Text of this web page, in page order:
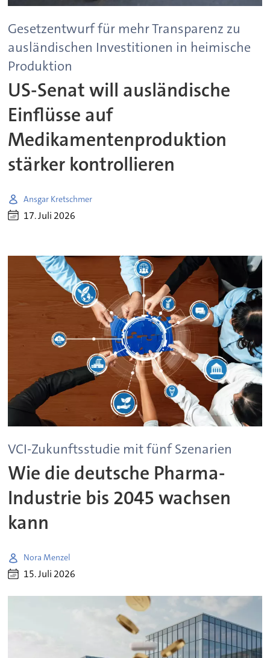
Gesetzentwurf für mehr Transparenz zu
ausländischen Investitionen in heimische
Produktion
US-Senat will ausländische
Einflüsse auf
Medikamentenproduktion
stärker kontrollieren
Ansgar Kretschmer
17. Juli 2026
VCI-Zukunftsstudie mit fünf Szenarien
Wie die deutsche Pharma-
Industrie bis 2045 wachsen
kann
Nora Menzel
15. Juli 2026